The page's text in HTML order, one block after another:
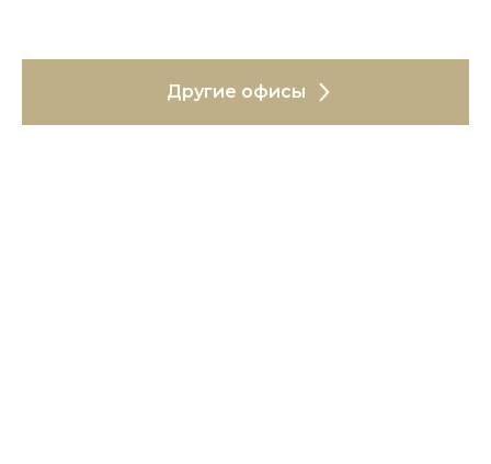
Другие офисы